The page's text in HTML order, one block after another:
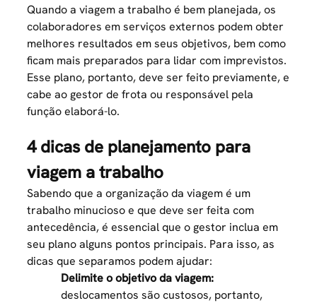
Quando a viagem a trabalho é bem planejada, os
colaboradores em serviços externos podem obter
melhores resultados em seus objetivos, bem como
ficam mais preparados para lidar com imprevistos.
Esse plano, portanto, deve ser feito previamente, e
cabe ao gestor de frota ou responsável pela
função elaborá-lo.
4 dicas de planejamento para
viagem a trabalho
Sabendo que a organização da viagem é um
trabalho minucioso e que deve ser feita com
antecedência, é essencial que o gestor inclua em
seu plano alguns pontos principais. Para isso, as
dicas que separamos podem ajudar:
Delimite o objetivo da viagem:
deslocamentos são custosos, portanto,